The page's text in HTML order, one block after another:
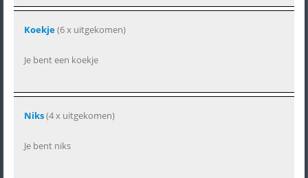
Koekje(6 x uitgekomen)
Je bent een koekje
Niks(4 x uitgekomen)
Je bent niks